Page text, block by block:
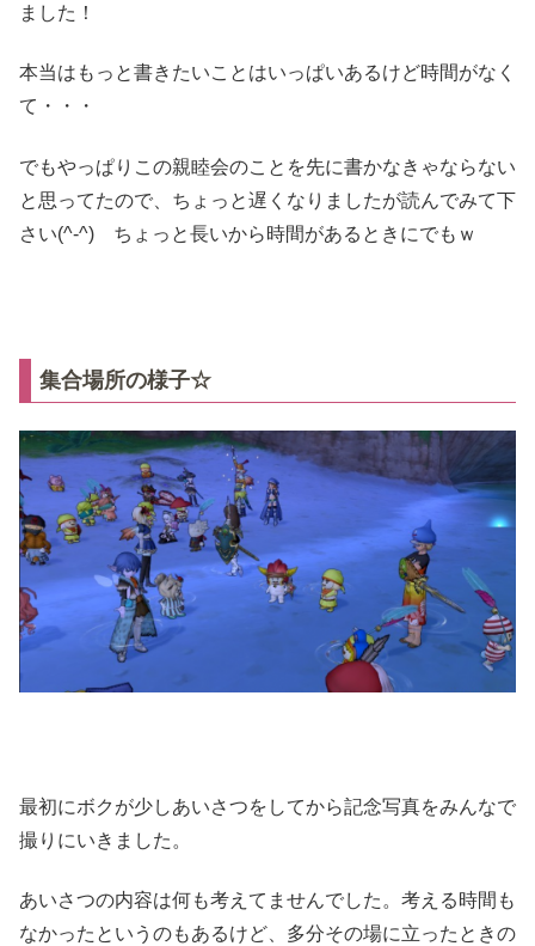
ました！
本当はもっと書きたいことはいっぱいあるけど時間がなく
て・・・
でもやっぱりこの親睦会のことを先に書かなきゃならない
と思ってたので、ちょっと遅くなりましたが読んでみて下
さい(^-^) ちょっと長いから時間があるときにでもｗ
集合場所の様子☆
最初にボクが少しあいさつをしてから記念写真をみんなで
撮りにいきました。
あいさつの内容は何も考えてませんでした。考える時間も
なかったというのもあるけど、多分その場に立ったときの